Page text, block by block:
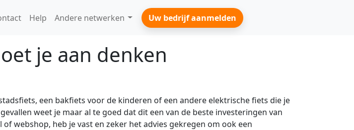
Help Andere netwerken Uw bedrijf aanmelden
je aan denken
een bakfiets voor de kinderen of een andere elektrische fiets die je
weet je maar al te goed dat dit een van de beste investeringen van
webshop, heb je vast en zeker het advies gekregen om ook een